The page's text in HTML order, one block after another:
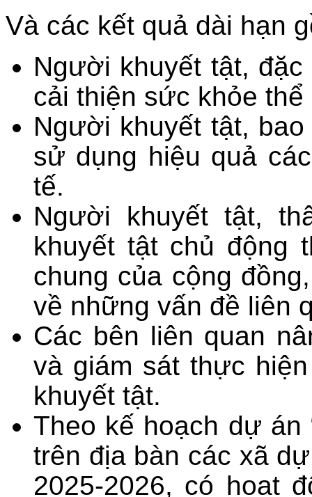
Và các kết quả dài hạn
Người khuyết tật,
cải thiện sức khỏe
Người khuyết tật,
sử dụng hiệu quả
tế.
Người khuyết tật,
khuyết tật chủ động
chung của cộng
về những vấn đề liên
Các bên liên quan
và giám sát thực
khuyết tật.
Theo kế hoạch dự án
trên địa bàn các xã
2025-2026, có hoạt